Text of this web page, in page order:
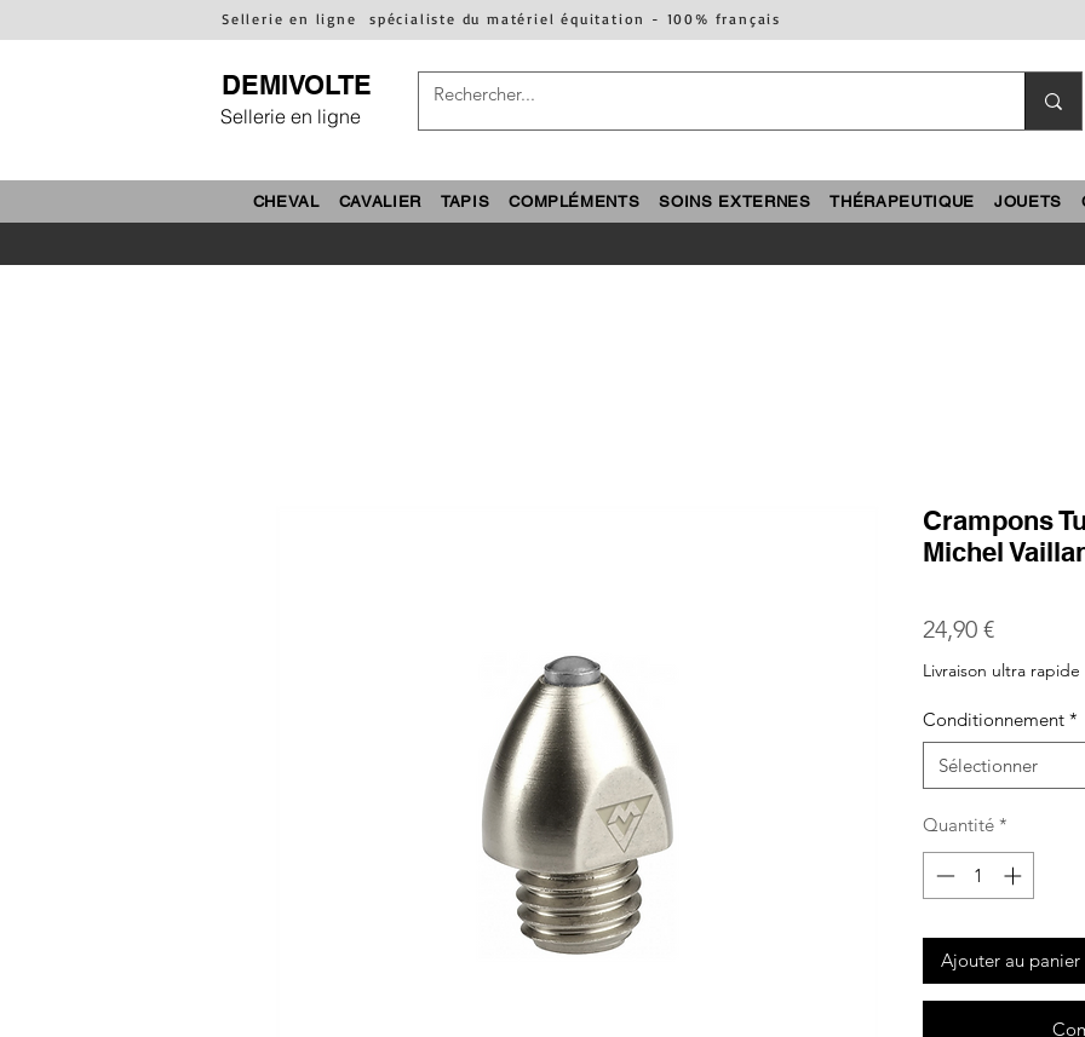
Sellerie en ligne spécialiste du matériel équitation - 100% français
DEMIVOLTE
Sellerie en ligne
CHEVAL CAVALIER TAPIS COMPLÉMENTS SOINS EXTERNES THÉRAPEUTIQUE JOUETS
Crampons
Michel
24,90 €Prix
Livraison ultra rapide
Conditionnement *
Sélectionner
Quantité *
Ajouter au panier